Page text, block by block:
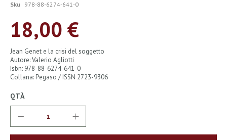
galleria
immagini
Sku 978-88-6274-641-0
18,00 €
Jean Genet e la crisi del soggetto
Autore: Valerio Agliotti
Isbn: 978-88-6274-641-0
Collana: Pegaso / ISSN 2723-9306
QTÀ